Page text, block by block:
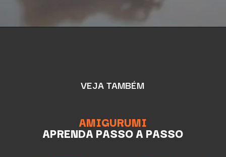
AMIGURUMI
APRENDA PASSO A PASSO
VEJA TAMBÉM